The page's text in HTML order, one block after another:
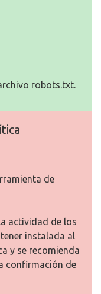
robots.txt.
de
actividad de los
instalada al
y se recomienda
confirmación de